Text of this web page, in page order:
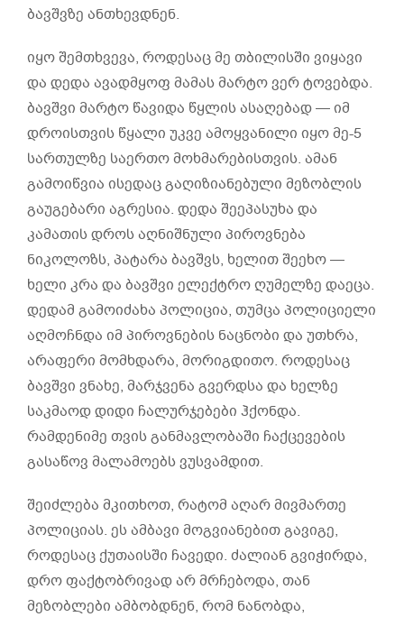
ბავშვზე ანთხევდნენ.
იყო შემთხვევა, როდესაც მე თბილისში ვიყავი
და დედა ავადმყოფ მამას მარტო ვერ ტოვებდა.
ბავშვი მარტო წავიდა წყლის ასაღებად — იმ
დროისთვის წყალი უკვე ამოყვანილი იყო მე-5
სართულზე საერთო მოხმარებისთვის. ამან
გამოიწვია ისედაც გაღიზიანებული მეზობლის
გაუგებარი აგრესია. დედა შეეპასუხა და
კამათის დროს აღნიშნული პიროვნება
ნიკოლოზს, პატარა ბავშვს, ხელით შეეხო —
ხელი კრა და ბავშვი ელექტრო ღუმელზე დაეცა.
დედამ გამოიძახა პოლიცია, თუმცა პოლიციელი
აღმოჩნდა იმ პიროვნების ნაცნობი და უთხრა,
არაფერი მომხდარა, მორიგდითო. როდესაც
ბავშვი ვნახე, მარჯვენა გვერდსა და ხელზე
საკმაოდ დიდი ჩალურჯებები ჰქონდა.
რამდენიმე თვის განმავლობაში ჩაქცევების
გასაწოვ მალამოებს ვუსვამდით.
შეიძლება მკითხოთ, რატომ აღარ მივმართე
პოლიციას. ეს ამბავი მოგვიანებით გავიგე,
როდესაც ქუთაისში ჩავედი. ძალიან გვიჭირდა,
დრო ფაქტობრივად არ მრჩებოდა, თან
მეზობლები ამბობდნენ, რომ ნანობდა,